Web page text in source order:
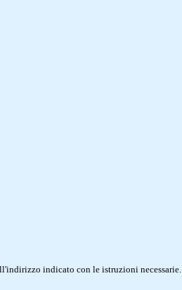
indicato con le istruzioni necessarie.